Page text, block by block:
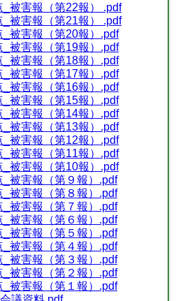
被害報（第22報） .pdf
被害報（第21報） .pdf
被害報（第20報）.pdf
被害報（第19報）.pdf
被害報（第18報）.pdf
被害報（第17報）.pdf
被害報（第16報）.pdf
被害報（第15報）.pdf
被害報（第14報）.pdf
被害報（第13報）.pdf
被害報（第12報）.pdf
被害報（第11報）.pdf
被害報（第10報）.pdf
被害報（第９報）.pdf
被害報（第８報）.pdf
被害報（第７報）.pdf
被害報（第６報）.pdf
被害報（第５報）.pdf
被害報（第４報）.pdf
被害報（第３報）.pdf
被害報（第２報）.pdf
被害報（第１報）.pdf